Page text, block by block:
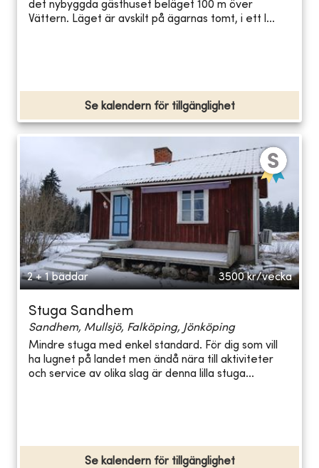
det nybyggda gästhuset beläget 100 m över
Vättern. Läget är avskilt på ägarnas tomt, i ett l...
Se kalendern för tillgänglighet
2 + 1 bäddar 3500 kr/vecka
Stuga Sandhem
Sandhem, Mullsjö, Falköping, Jönköping
Mindre stuga med enkel standard. För dig som vill
ha lugnet på landet men ändå nära till aktiviteter
och service av olika slag är denna lilla stuga...
Se kalendern för tillgänglighet